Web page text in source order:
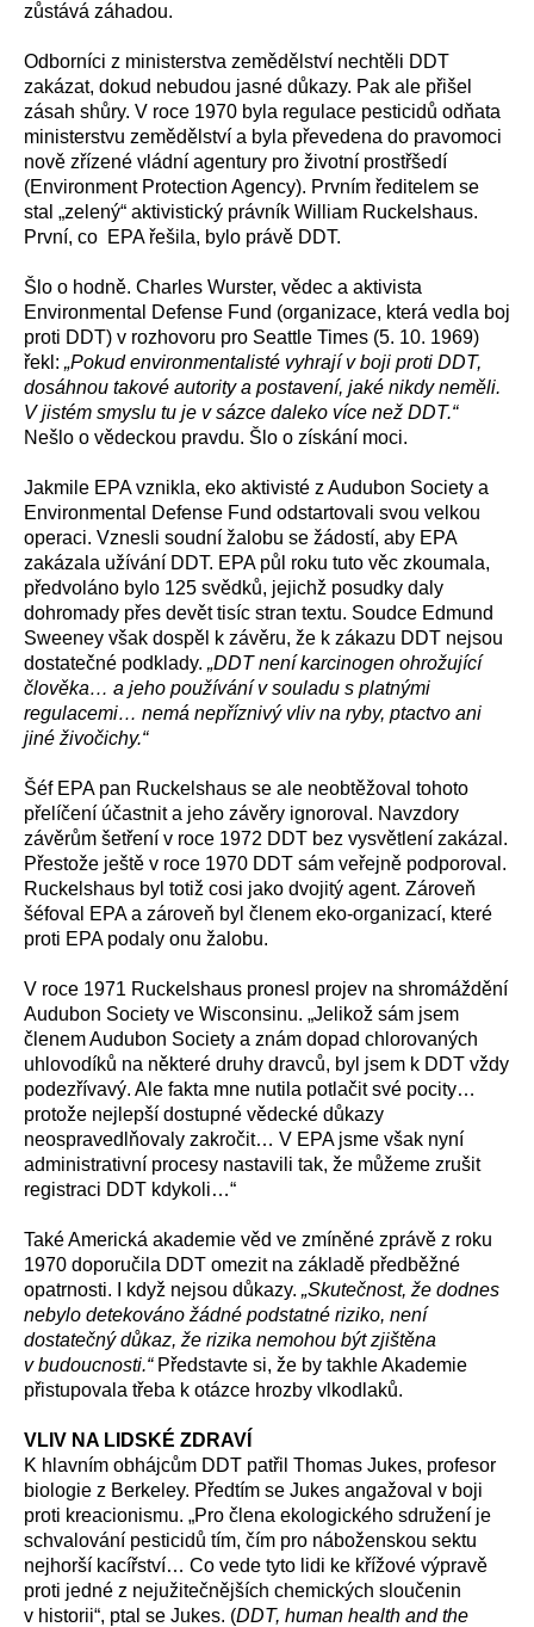
zůstává záhadou.
Odborníci z ministerstva zemědělství nechtěli DDT
zakázat, dokud nebudou jasné důkazy. Pak ale přišel
zásah shůry. V roce 1970 byla regulace pesticidů odňata
ministerstvu zemědělství a byla převedena do pravomoci
nově zřízené vládní agentury pro životní prostřšedí
(Environment Protection Agency). Prvním ředitelem se
stal „zelený“ aktivistický právník William Ruckelshaus.
První, co EPA řešila, bylo právě DDT.
Šlo o hodně. Charles Wurster, vědec a aktivista
Environmental Defense Fund (organizace, která vedla boj
proti DDT) v rozhovoru pro Seattle Times (5. 10. 1969)
řekl: „Pokud environmentalisté vyhrají v boji proti DDT,
dosáhnou takové autority a postavení, jaké nikdy neměli.
V jistém smyslu tu je v sázce daleko více než DDT.“
Nešlo o vědeckou pravdu. Šlo o získání moci.
Jakmile EPA vznikla, eko aktivisté z Audubon Society a
Environmental Defense Fund odstartovali svou velkou
operaci. Vznesli soudní žalobu se žádostí, aby EPA
zakázala užívání DDT. EPA půl roku tuto věc zkoumala,
předvoláno bylo 125 svědků, jejichž posudky daly
dohromady přes devět tisíc stran textu. Soudce Edmund
Sweeney však dospěl k závěru, že k zákazu DDT nejsou
dostatečné podklady. „DDT není karcinogen ohrožující
člověka… a jeho používání v souladu s platnými
regulacemi… nemá nepříznivý vliv na ryby, ptactvo ani
jiné živočichy.“
Šéf EPA pan Ruckelshaus se ale neobtěžoval tohoto
přelíčení účastnit a jeho závěry ignoroval. Navzdory
závěrům šetření v roce 1972 DDT bez vysvětlení zakázal.
Přestože ještě v roce 1970 DDT sám veřejně podporoval.
Ruckelshaus byl totiž cosi jako dvojitý agent. Zároveň
šéfoval EPA a zároveň byl členem eko-organizací, které
proti EPA podaly onu žalobu.
V roce 1971 Ruckelshaus pronesl projev na shromáždění
Audubon Society ve Wisconsinu. „Jelikož sám jsem
členem Audubon Society a znám dopad chlorovaných
uhlovodíků na některé druhy dravců, byl jsem k DDT vždy
podezřívavý. Ale fakta mne nutila potlačit své pocity…
protože nejlepší dostupné vědecké důkazy
neospravedlňovaly zakročit… V EPA jsme však nyní
administrativní procesy nastavili tak, že můžeme zrušit
registraci DDT kdykoli…“
Také Americká akademie věd ve zmíněné zprávě z roku
1970 doporučila DDT omezit na základě předběžné
opatrnosti. I když nejsou důkazy. „Skutečnost, že dodnes
nebylo detekováno žádné podstatné riziko, není
dostatečný důkaz, že rizika nemohou být zjištěna
v budoucnosti.“ Představte si, že by takhle Akademie
přistupovala třeba k otázce hrozby vlkodlaků.
VLIV NA LIDSKÉ ZDRAVÍ
K hlavním obhájcům DDT patřil Thomas Jukes, profesor
biologie z Berkeley. Předtím se Jukes angažoval v boji
proti kreacionismu. „Pro člena ekologického sdružení je
schvalování pesticidů tím, čím pro náboženskou sektu
nejhorší kacířství… Co vede tyto lidi ke křížové výpravě
proti jedné z nejužitečnějších chemických sloučenin
v historii“, ptal se Jukes. (DDT, human health and the